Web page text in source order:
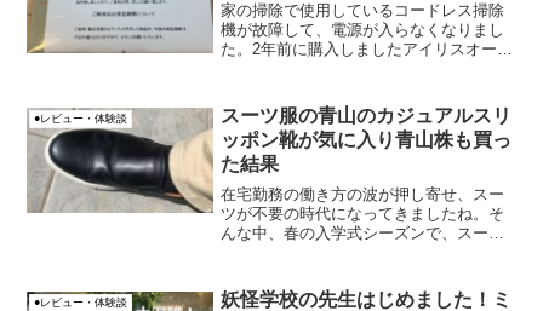
家の掃除で使用しているコードレス掃除
機が故障して、電源が入らなくなりまし
た。2年前に購入しましたアイリスオーヤ
掃除機で、修理した方が良いか、買い替
えた方が良い...
●レビュー・体験談
スーツ服の青山のカジュアルスリ
ッポン靴が気に入り青山株も買っ
た結果
在宅勤務の働き方の波が押し寄せ、スー
ツが不要の時代になってきましたね。そ
んな中、春の入学式シーズンで、スーツ
た印象でした。
●レビュー・体験談
妖怪学校の先生はじめました！ミ